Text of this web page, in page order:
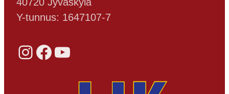
Y-tunnus: 1647107-7
Instagram Facebook YouTube